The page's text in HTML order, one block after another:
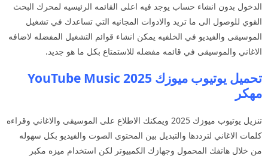
الدخول بدون انشاء حساب يوجد فيه اعلى القائمه الرئيسيه لمحرك البحث
القوي للوصول الى ما تريد والادوات المجانيه التي تساعدك في تشغيل
الموسيقى والفيديو في الخلفيه يمكن انشاء قوائم التشغيل المفضله لاضافه
الاغاني والموسيقى في قائمه مفضله للاستمتاع بكل ما هو جديد.
تحميل يوتيوب ميوزك 2025 YouTube Music
مهكر
تنزيل يوتيوب ميوزك 2025 ويمكنك الاطلاع على الموسيقى والاغاني وقراءه
كلمات الاغاني لترددها والتبديل بين المحتوى الصوت والفيديو بكل سهوله
من خلال هاتفك المحمول وجهازك الكمبيوتر لكن استخدام ميزه مكبر